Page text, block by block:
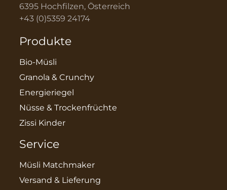
6395 Hochfilzen, Österreich
+43 (0)5359 24174
Produkte
Bio-Müsli
Granola & Crunchy
Energieriegel
Nüsse & Trockenfrüchte
Zissi Kinder
Service
Müsli Matchmaker
Versand & Lieferung